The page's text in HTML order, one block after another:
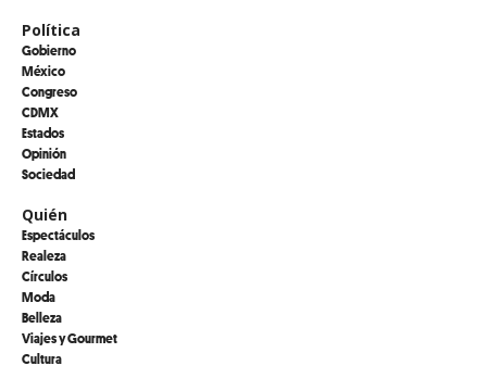
Política
Gobierno
México
Congreso
CDMX
Estados
Opinión
Sociedad
Quién
Espectáculos
Realeza
Círculos
Moda
Belleza
Viajes y Gourmet
Cultura